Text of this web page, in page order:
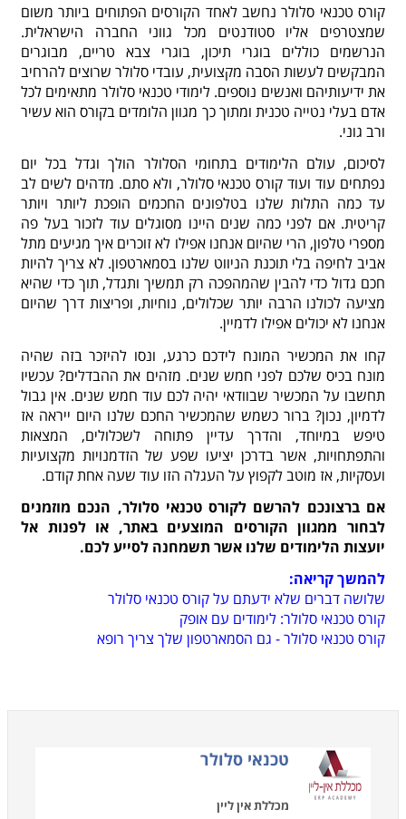
קורס טכנאי סלולר נחשב לאחד הקורסים הפתוחים ביותר משום
שמצטרפים אליו סטודנטים מכל גווני החברה הישראלית.
הנרשמים כוללים בוגרי תיכון, בוגרי צבא טריים, מבוגרים
המבקשים לעשות הסבה מקצועית, עובדי סלולר שרוצים להרחיב
את ידיעותיהם ואנשים נוספים. לימודי טכנאי סלולר מתאימים לכל
אדם בעלי נטייה טכנית ומתוך כך מגוון הלומדים בקורס הוא עשיר
ורב גוני.
לסיכום, עולם הלימודים בתחומי הסלולר הולך וגדל בכל יום
נפתחים עוד ועוד קורס טכנאי סלולר, ולא סתם. מדהים לשים לב
עד כמה התלות שלנו בטלפונים החכמים הופכת ליותר ויותר
קריטית. אם לפני כמה שנים היינו מסוגלים עוד לזכור בעל פה
מספרי טלפון, הרי שהיום אנחנו אפילו לא זוכרים איך מגיעים מתל
אביב לחיפה בלי תוכנת הניווט שלנו בסמארטפון. לא צריך להיות
חכם גדול כדי להבין שהמהפכה רק תמשיך ותגדל, תוך כדי שהיא
מציעה לכולנו הרבה יותר שכלולים, נוחיות, ופריצות דרך שהיום
אנחנו לא יכולים אפילו לדמיין.
קחו את המכשיר המונח לידכם כרגע, ונסו להיזכר בזה שהיה
מונח בכיס שלכם לפני חמש שנים. מזהים את ההבדלים? עכשיו
תחשבו על המכשיר שבוודאי יהיה לכם עוד חמש שנים. אין גבול
לדמיון, נכון? ברור כשמש שהמכשיר החכם שלנו היום ייראה אז
טיפש במיוחד, והדרך עדיין פתוחה לשכלולים, המצאות
והתפתחויות, אשר בדרכן יציעו שפע של הזדמנויות מקצועיות
ועסקיות, אז מוטב לקפוץ על העגלה הזו עוד שעה אחת קודם.
אם ברצונכם להרשם לקורס טכנאי סלולר, הנכם מוזמנים
לבחור ממגוון הקורסים המוצעים באתר, או לפנות אל
יועצות הלימודים שלנו אשר תשמחנה לסייע לכם.
להמשך קריאה:
שלושה דברים שלא ידעתם על קורס טכנאי סלולר
קורס טכנאי סלולר: לימודים עם אופק
קורס טכנאי סלולר - גם הסמארטפון שלך צריך רופא
טכנאי סלולר
מכללת אין ליין